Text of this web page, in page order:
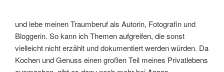
und lebe meinen Traumberuf als Autorin, Fotografin und
Bloggerin. So kann ich Themen aufgreifen, die sonst
vielleicht nicht erzählt und dokumentiert werden würden. Da
Kochen und Genuss einen großen Teil meines Privatlebens